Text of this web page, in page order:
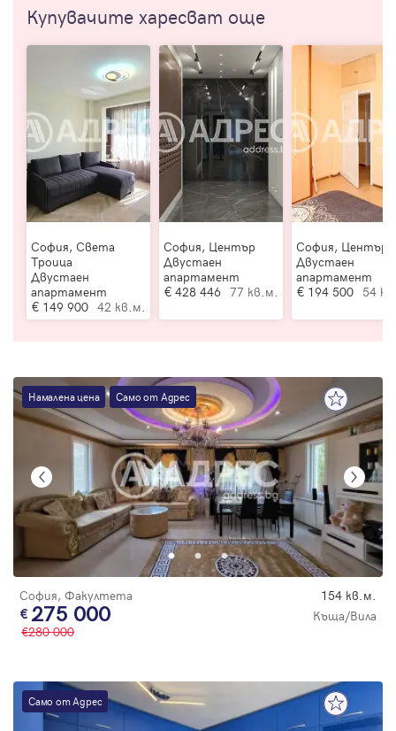
Купувачите харесват още
София, Света
Троица
Двустаен
апартамент
149 900 42 кв.м.
София, Център
Двустаен
апартамент
428 446 77 кв.м.
София, Център
Двустаен
апартамент
194 500 54
Намалена цена Само от Адрес
София, Факултета 154 кв.м.
275 000
Къща/Вила
280 000
Само от Адрес